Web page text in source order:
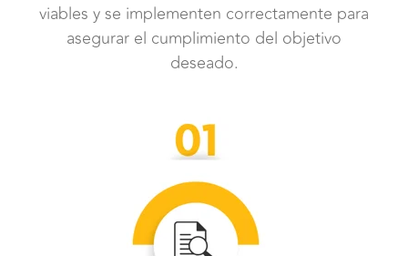
viables y se implementen correctamente para
asegurar el cumplimiento del objetivo
deseado.